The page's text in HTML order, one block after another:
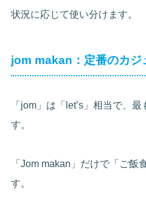
状況に応じて使い分けます。
jom makan：定番のカジ
「jom」は「let’s」相当で、
す。
「Jom makan」だけで「ご飯
す。